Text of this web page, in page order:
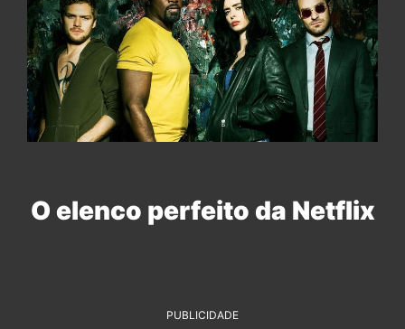
O elenco perfeito da Netflix
PUBLICIDADE